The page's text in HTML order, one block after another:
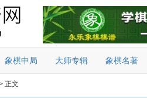
象棋中局 大师专辑 象棋名著
正文